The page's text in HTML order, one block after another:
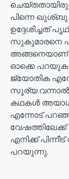
പിന്നെ ഖുശ്ബു
ഉദ്ദേശിച്ചത്
സുകുമാരനെ
അങ്ങനെയാണ്
ഓക്കെ
ജ്യോതിക
സൂര്യ വന്നാല്‍
കഥകള്‍
എന്നോട്
എനിക്ക്
പറയുന്നു.